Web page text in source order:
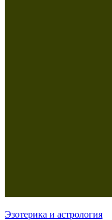
Эзотерика и астрология